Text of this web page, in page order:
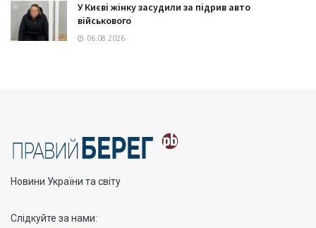
У Києві жінку засудили за підрив авто
військового
06.08.2026
Новини України та світу
Слідкуйте за нами: